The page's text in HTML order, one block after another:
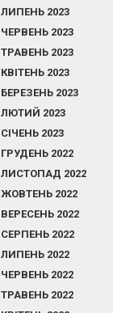
ЛИПЕНЬ 2023
ЧЕРВЕНЬ 2023
ТРАВЕНЬ 2023
КВІТЕНЬ 2023
БЕРЕЗЕНЬ 2023
ЛЮТИЙ 2023
СІЧЕНЬ 2023
ГРУДЕНЬ 2022
ЛИСТОПАД 2022
ЖОВТЕНЬ 2022
ВЕРЕСЕНЬ 2022
СЕРПЕНЬ 2022
ЛИПЕНЬ 2022
ЧЕРВЕНЬ 2022
ТРАВЕНЬ 2022